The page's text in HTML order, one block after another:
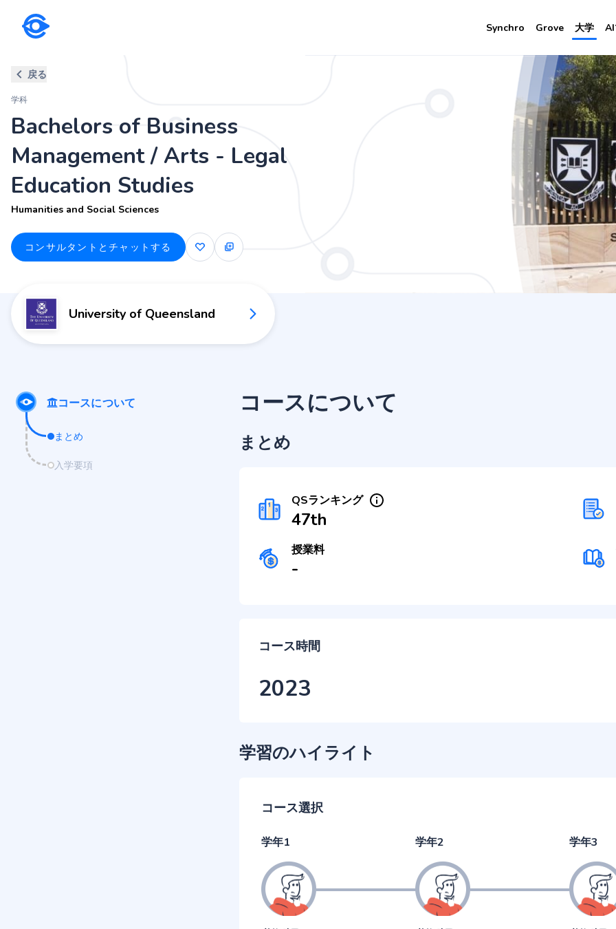
Synchro Grove 大学
Bachelors of Business Management / Arts - Legal Education Studies
戻る
学科
Bachelors of Business
Management / Arts - Legal
Education Studies
Humanities and Social Sciences
コンサルタントとチャットする
University of Queensland
コースについて
まとめ
入学要項
コースについて
まとめ
QSランキング
47th
授業料
-
コース時間
2023
学習のハイライト
コース選択
学年1 学年2 学年3